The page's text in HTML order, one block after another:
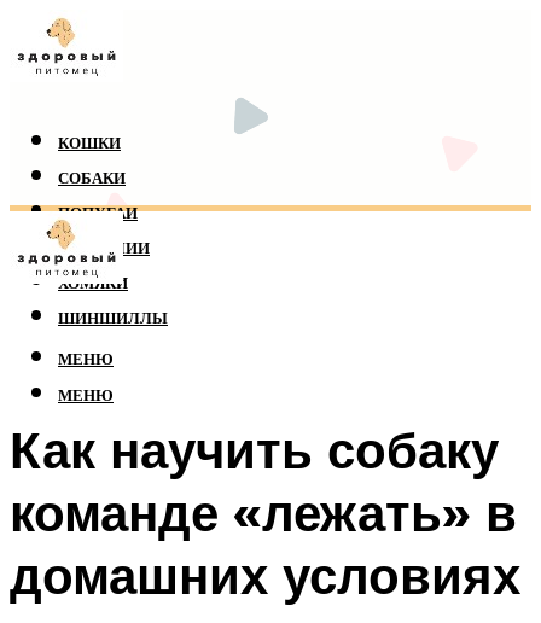
КОШКИ
СОБАКИ
ПОПУГАИ
РЕПТИЛИИ
ХОМЯКИ
ШИНШИЛЛЫ
МЕНЮ
МЕНЮ
Как научить собаку
команде «лежать» в
домашних условиях